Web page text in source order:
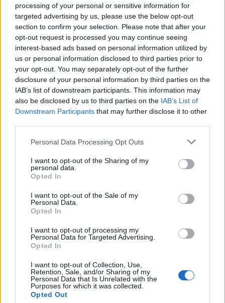
processing of your personal or sensitive information for
targeted advertising by us, please use the below opt-out
section to confirm your selection. Please note that after your
opt-out request is processed you may continue seeing
interest-based ads based on personal information utilized by
us or personal information disclosed to third parties prior to
your opt-out. You may separately opt-out of the further
disclosure of your personal information by third parties on the
IAB’s list of downstream participants. This information may
also be disclosed by us to third parties on the IAB’s List of
Downstream Participants that may further disclose it to other
Please note that this website/app uses one or more Google
not limited to your visit or usage behaviour. You may click to
grant or deny consent to Google and its third-party tags to
use your data for below specified purposes in below Google
consent section.
Personal Data Processing Opt Outs
I want to opt-out of the Sharing of my
personal data.
Opted In
I want to opt-out of the Sale of my
Personal Data.
Opted In
I want to opt-out of processing my
Personal Data for Targeted Advertising.
Opted In
I want to opt-out of Collection, Use,
Retention, Sale, and/or Sharing of my
Personal Data that Is Unrelated with the
Purposes for which it was collected.
Opted Out
AUTORE
Staff
Continua a leggere